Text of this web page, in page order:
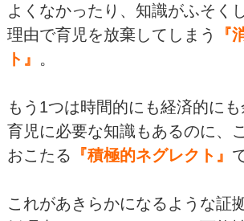
よくなかったり、知識がふそく
理由で育児を放棄してしまう
『
ト』 。
もう1つは時間的にも経済的にも
育児に必要な知識もあるのに、
おこたる
『積極的ネグレクト』
これがあきらかになるような証